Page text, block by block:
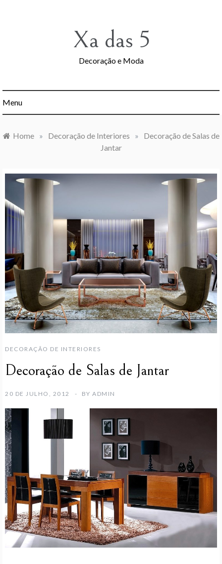
Xa das 5
Decoração e Moda
Menu
Home » Decoração de Interiores »
Decoração de Salas de
Jantar
DECORAÇÃO DE INTERIORES
Decoração de Salas de Jantar
20 DE JULHO, 2012 BY ADMIN